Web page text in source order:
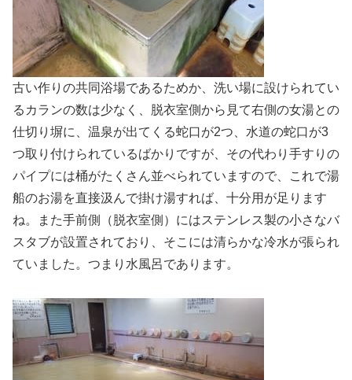
古い作りの共同浴場であるためか、洗い場に設けられてい
るカランの数は少なく、脱衣室側から見て右側の女湯との
仕切り塀に、温泉が出てくる蛇口が2つ、水道の蛇口が3
つ取り付けられているばかりですが、その代わり手すりの
パイプには桶がたくさん並べられていますので、これで湯
船のお湯を直接汲んで掛け湯すれば、十分用が足ります
ね。また手前側（脱衣室側）にはステンレス製の小さなバ
スタブが設置されており、そこには清らかな冷水が張られ
ていました。つまり水風呂であります。